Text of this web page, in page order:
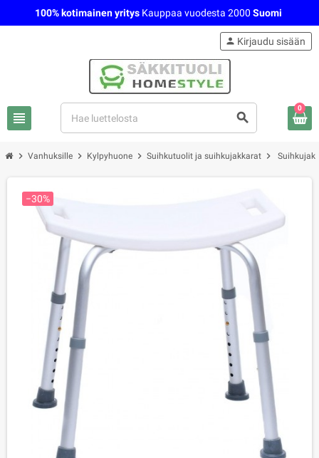
100% kotimainen yritys Kauppaa vuodesta 2000 Suomi
view_headline search
person Kirjaudu sisään
0
chevron_right Vanhuksille chevron_right Kylpyhuone chevron_right Suihkutuolit ja suihkujakkarat chevron_right
−30%